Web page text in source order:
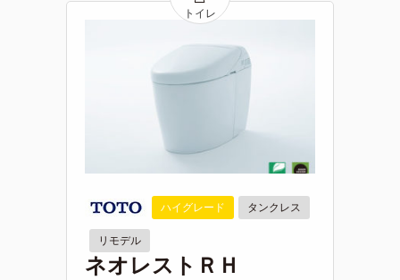
ハイグレード タンクレス
リモデル
ネオレストＲＨ